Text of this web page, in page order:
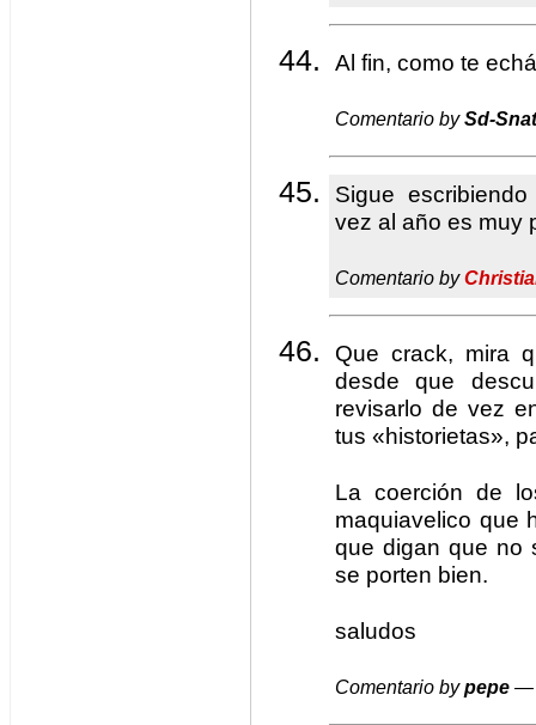
Al fin, como te
Comentario bySd-
Sigue
vez al año es muy
Comentario by
Que crack, mira
desde que
revisarlo de vez
tus «historietas»,
La coerción de
maquiavelico que
que digan que no
se porten bien.
saludos
Comentario bypepe —